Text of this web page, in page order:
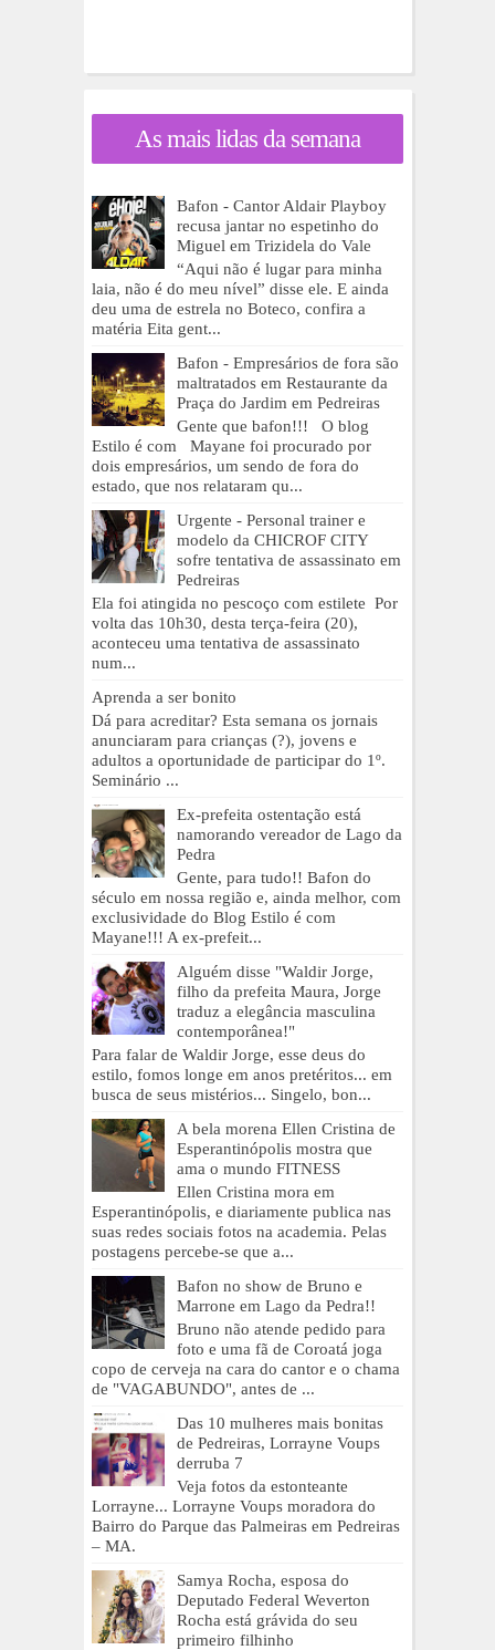
As mais lidas da semana
Bafon - Cantor Aldair Playboy
recusa jantar no espetinho do
Miguel em Trizidela do Vale
“Aqui não é lugar para minha
laia, não é do meu nível” disse ele. E ainda
deu uma de estrela no Boteco, confira a
matéria Eita gent...
Bafon - Empresários de fora são
maltratados em Restaurante da
Praça do Jardim em Pedreiras
Gente que bafon!!! O blog
Estilo é com Mayane foi procurado por
dois empresários, um sendo de fora do
estado, que nos relataram qu...
Urgente - Personal trainer e
modelo da CHICROF CITY
sofre tentativa de assassinato em
Pedreiras
Ela foi atingida no pescoço com estilete Por
volta das 10h30, desta terça-feira (20),
aconteceu uma tentativa de assassinato
num...
Aprenda a ser bonito
Dá para acreditar? Esta semana os jornais
anunciaram para crianças (?), jovens e
adultos a oportunidade de participar do 1º.
Seminário ...
Ex-prefeita ostentação está
namorando vereador de Lago da
Pedra
Gente, para tudo!! Bafon do
século em nossa região e, ainda melhor, com
exclusividade do Blog Estilo é com
Mayane!!! A ex-prefeit...
Alguém disse "Waldir Jorge,
filho da prefeita Maura, Jorge
traduz a elegância masculina
contemporânea!"
Para falar de Waldir Jorge, esse deus do
estilo, fomos longe em anos pretéritos... em
busca de seus mistérios... Singelo, bon...
A bela morena Ellen Cristina de
Esperantinópolis mostra que
ama o mundo FITNESS
Ellen Cristina mora em
Esperantinópolis, e diariamente publica nas
suas redes sociais fotos na academia. Pelas
postagens percebe-se que a...
Bafon no show de Bruno e
Marrone em Lago da Pedra!!
Bruno não atende pedido para
foto e uma fã de Coroatá joga
copo de cerveja na cara do cantor e o chama
de "VAGABUNDO", antes de ...
Das 10 mulheres mais bonitas
de Pedreiras, Lorrayne Voups
derruba 7
Veja fotos da estonteante
Lorrayne... Lorrayne Voups moradora do
Bairro do Parque das Palmeiras em Pedreiras
– MA.
Samya Rocha, esposa do
Deputado Federal Weverton
Rocha está grávida do seu
primeiro filhinho